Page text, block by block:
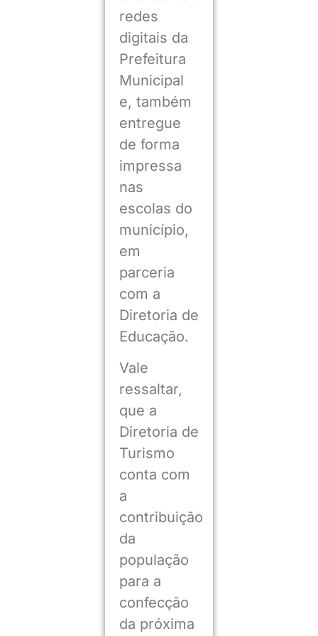
redes
digitais da
Prefeitura
Municipal
e, também
entregue
de forma
impressa
nas
escolas do
município,
em
parceria
com a
Diretoria de
Educação.
Vale
ressaltar,
que a
Diretoria de
Turismo
conta com
a
contribuição
da
população
para a
confecção
da próxima